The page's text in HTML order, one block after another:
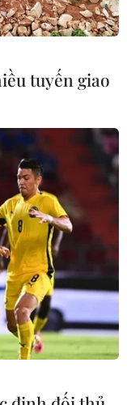
mến, trân
ngang” đã cùng
Trọng Tạo” để
Văn
tuyến giao